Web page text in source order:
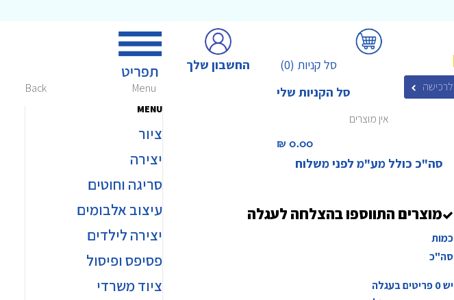
Menu
Back
MENU
ציור
יצירה
סריגה וחוטים
עיצוב אלבומים
יצירה לילדים
פסיפס ופיסול
ציוד משרדי
החשבון שלך (0) סל קניות
סל הקניות שלי
לרכישה
אין מוצרים
0.00 ₪‎
סה"כ כולל מע"מ לפני משלוח
מוצרים התווספו בהצלחה לעגלה
כמות
סה"כ
יש0פריטים בעגלה